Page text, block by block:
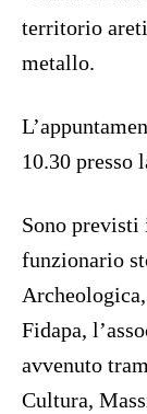
territorio
metallo.
10.30 presso
Sono
funzionario
Fidapa,
avvenuto
Cultura,